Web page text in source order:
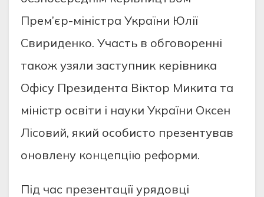
Прем’єр-міністра України Юлії
Свириденко. Участь в обговоренні
також узяли заступник керівника
Офісу Президента Віктор Микита та
міністр освіти і науки України Оксен
Лісовий, який особисто презентував
оновлену концепцію реформи.
Під час презентації урядовці